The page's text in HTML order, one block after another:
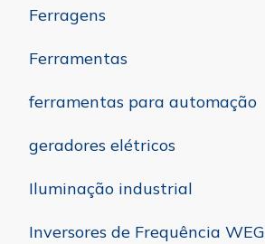
Ferragens
Ferramentas
ferramentas para automação
geradores elétricos
Iluminação industrial
Inversores de Frequência WEG